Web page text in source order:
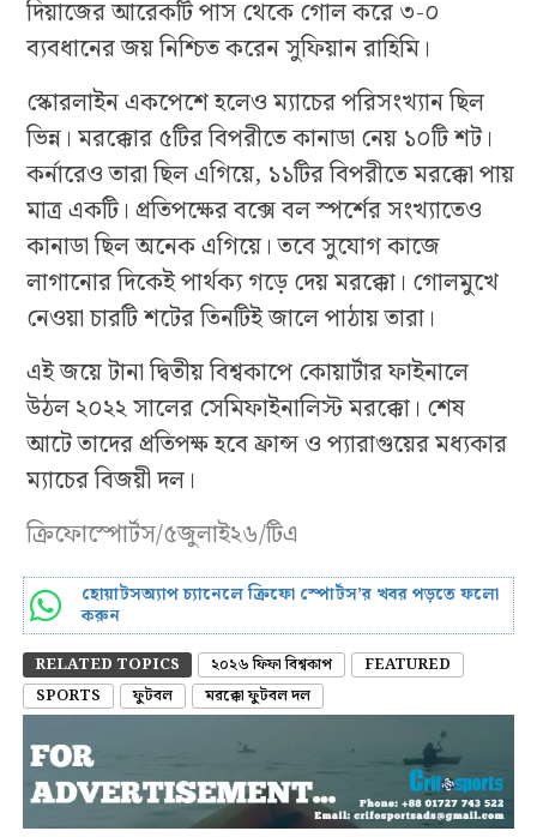
দিয়াজের আরেকটি পাস থেকে গোল করে ৩-০
ব্যবধানের জয় নিশ্চিত করেন সুফিয়ান রাহিমি।
স্কোরলাইন একপেশে হলেও ম্যাচের পরিসংখ্যান ছিল
ভিন্ন। মরক্কোর ৫টির বিপরীতে কানাডা নেয় ১০টি শট।
কর্নারেও তারা ছিল এগিয়ে, ১১টির বিপরীতে মরক্কো পায়
মাত্র একটি। প্রতিপক্ষের বক্সে বল স্পর্শের সংখ্যাতেও
কানাডা ছিল অনেক এগিয়ে। তবে সুযোগ কাজে
লাগানোর দিকেই পার্থক্য গড়ে দেয় মরক্কো। গোলমুখে
নেওয়া চারটি শটের তিনটিই জালে পাঠায় তারা।
এই জয়ে টানা দ্বিতীয় বিশ্বকাপে কোয়ার্টার ফাইনালে
উঠল ২০২২ সালের সেমিফাইনালিস্ট মরক্কো। শেষ
আটে তাদের প্রতিপক্ষ হবে ফ্রান্স ও প্যারাগুয়ের মধ্যকার
ম্যাচের বিজয়ী দল।
ক্রিফোস্পোর্টস/৫জুলাই২৬/টিএ
হোয়াটসঅ্যাপ চ্যানেলে ক্রিফো স্পোর্টস’র খবর পড়তে ফলো
করুন
RELATED TOPICS ২০২৬ ফিফা বিশ্বকাপ
FEATURED
SPORTS
ফুটবল মরক্কো ফুটবল দল